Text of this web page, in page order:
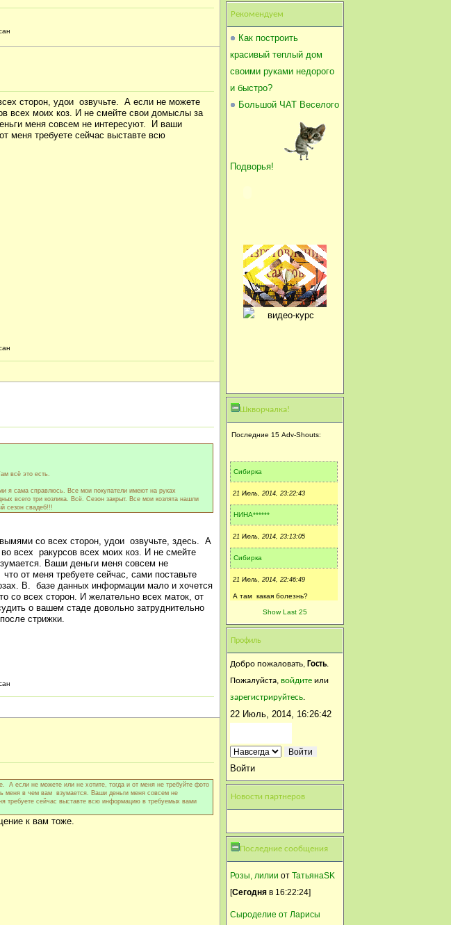
сторон, удои озвучьте. А если не можете
всех моих коз. И не смейте свои домыслы за
меня совсем не интересуют. И ваши
меня требуете сейчас выставте всю
всё это есть.
я сама справлюсь. Все мои покупатели имеют на руках
всего три козлика. Всё. Сезон закрыт. Все мои козлята нашли
сезон свадеб!!!
со всех сторон, удои озвучьте, здесь. А
всех ракурсов всех моих коз. И не смейте
Ваши деньги меня совсем не
от меня требуете сейчас, сами поставьте
В. базе данных информации мало и хочется
со всех сторон. И желательно всех маток, от
о вашем стаде довольно затруднительно
стрижки.
если не можете или не хотите, тогда и от меня не требуйте фото
меня в чем вам взумается. Ваши деньги меня совсем не
требуете сейчас выставте всю информацию в требуемых вами
к вам тоже.
Рекомендуем
Как построить
красивый теплый дом
своими руками недорого
и быстро?
Большой ЧАТ Веселого
Подворья!
Шкворчалка!
Последние 15 Adv-Shouts:
Сибирка
21 Июль, 2014, 23:22:43
НИНА******
21 Июль, 2014, 23:13:05
Сибирка
21 Июль, 2014, 22:46:49
А там какая болезнь?
Нахохлились, называется?)))
Может им просто витамин не
хватает)))) Вот и
нахохлились)))
Лампец
типа Солнышка при болезни
21 Июль, 2014, 18:02:20
Дэни, нужны витаминные
Ксения
Читайте, задавайте вопросы
в подходящих темах, и вам
Show Last 25
Профиль
Добро пожаловать, Гость.
Пожалуйста, войдите или
зарегистрируйтесь.
22 Июль, 2014, 16:26:42
Войти
Новости партнеров
Последние сообщения
Розы, лилии от ТатьянаSK
[Сегодня в 16:22:24]
Сыроделие от Ларисы